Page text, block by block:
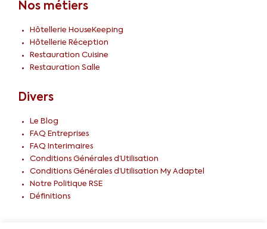
Nos métiers
Hôtellerie HouseKeeping
Hôtellerie Réception
Restauration Cuisine
Restauration Salle
Divers
Le Blog
FAQ Entreprises
FAQ Interimaires
Conditions Générales d’Utilisation
Conditions Générales d’Utilisation My Adaptel
Notre Politique RSE
Définitions